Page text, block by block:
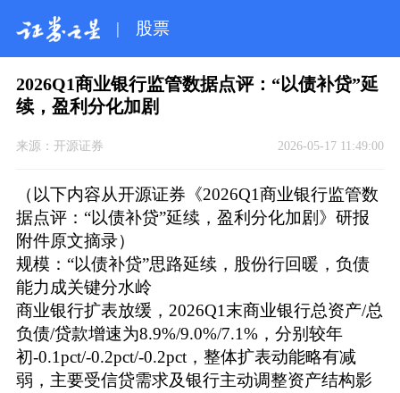
| 股票
2026Q1商业银行监管数据点评：“以债补贷”延
续，盈利分化加剧
来源： 开源证券 2026-05-17 11:49:00
（以下内容从开源证券《2026Q1商业银行监管数
据点评：“以债补贷”延续，盈利分化加剧》研报
附件原文摘录）
规模：“以债补贷”思路延续，股份行回暖，负债
能力成关键分水岭
商业银行扩表放缓，2026Q1末商业银行总资产/总
负债/贷款增速为8.9%/9.0%/7.1%，分别较年
初-0.1pct/-0.2pct/-0.2pct，整体扩表动能略有减
弱，主要受信贷需求及银行主动调整资产结构影